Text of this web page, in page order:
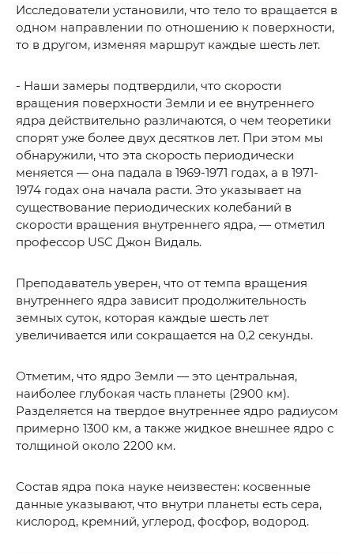
Исследователи установили, что тело то вращается в
одном направлении по отношению к поверхности,
то в другом, изменяя маршрут каждые шесть лет.
- Наши замеры подтвердили, что скорости
вращения поверхности Земли и ее внутреннего
ядра действительно различаются, о чем теоретики
спорят уже более двух десятков лет. При этом мы
обнаружили, что эта скорость периодически
меняется — она падала в 1969-1971 годах, а в 1971-
1974 годах она начала расти. Это указывает на
существование периодических колебаний в
скорости вращения внутреннего ядра, — отметил
профессор USC Джон Видаль.
Преподаватель уверен, что от темпа вращения
внутреннего ядра зависит продолжительность
земных суток, которая каждые шесть лет
увеличивается или сокращается на 0,2 секунды.
Отметим, что ядро Земли — это центральная,
наиболее глубокая часть планеты (2900 км).
Разделяется на твердое внутреннее ядро радиусом
примерно 1300 км, а также жидкое внешнее ядро с
толщиной около 2200 км.
Состав ядра пока науке неизвестен: косвенные
данные указывают, что внутри планеты есть сера,
кислород, кремний, углерод, фосфор, водород.